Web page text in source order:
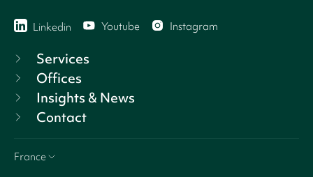
Linkedin Youtube Instagram
Services
Offices
Insights & News
Contact
France